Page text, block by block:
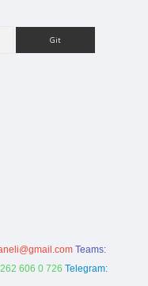
Teams:
606 0 726 Telegram: